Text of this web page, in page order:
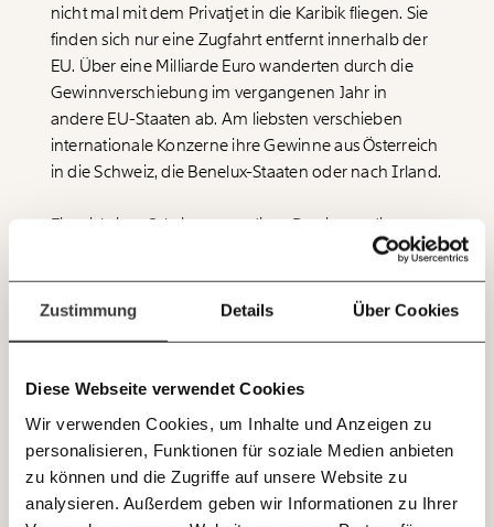
Zustimmung Details Über Cookies
Diese Webseite verwendet Cookies
Wir verwenden Cookies, um Inhalte und Anzeigen zu
personalisieren, Funktionen für soziale Medien anbieten
zu können und die Zugriffe auf unsere Website zu
analysieren. Außerdem geben wir Informationen zu Ihrer
JETZT
EINFACH
TEILEN.
WerdeFördermitgliedund wir können gemeinsam
unsere Wirtschaft so gestalten, dass sie für alle
funktioniert. Unsere Recherchen sind für alle frei im
Netz. Unabhängig und werbefrei. Und das wird auch
so bleiben. Kämpf’ mit uns für den Fortschritt und
unterstütze uns mit Deinem Mitgliedsbeitrag.
Du überweist lieber direkt?
Fragen und Antworten.
Immer auf dem
mit unseren gratis
E-Mail-Newslettern!
nicht mal mit dem Privatjet in die Karibik fliegen. Sie
finden sich nur eine Zugfahrt entfernt innerhalb der
EU. Über eine Milliarde Euro wanderten durch die
Gewinnverschiebung im vergangenen Jahr in
andere EU-Staaten ab. Am liebsten verschieben
internationale Konzerne ihre Gewinne aus Österreich
in die Schweiz, die Benelux-Staaten oder nach Irland.
Ein wichtiger Schritt gegen diese Praxis war die
Einigung der %%OECD%%-Staaten auf eine globale
Mindeststeuer von 15 Prozent für große
multinationale Unternehmen. Österreich hat sie Ende
gänzlich gelöst. Der Steuersatz wurde auf Druck von
es zahlreiche Schlupflöcher. An seinem ersten Tag im
Amt hat Donald Trump die Unterstützung der USA
für dieses Abkommen aufgekündigt. Ab diesem Jahr
sind US-Unternehmen tatsächlich von der globalen